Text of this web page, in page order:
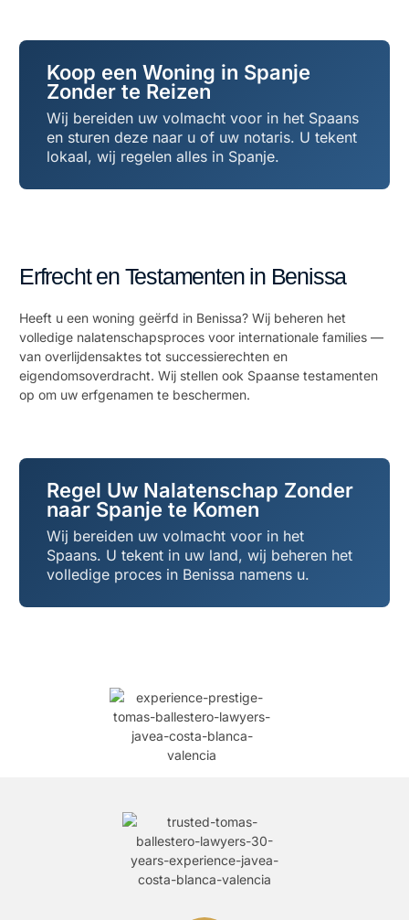
Koop een Woning in Spanje
Zonder te Reizen
Wij bereiden uw volmacht voor in het Spaans
en sturen deze naar u of uw notaris. U tekent
lokaal, wij regelen alles in Spanje.
Erfrecht en Testamenten in Benissa
Heeft u een woning geërfd in Benissa? Wij beheren het
volledige nalatenschapsproces voor internationale families —
van overlijdensaktes tot successierechten en
eigendomsoverdracht. Wij stellen ook Spaanse testamenten
op om uw erfgenamen te beschermen.
Regel Uw Nalatenschap Zonder
naar Spanje te Komen
Wij bereiden uw volmacht voor in het
Spaans. U tekent in uw land, wij beheren het
volledige proces in Benissa namens u.